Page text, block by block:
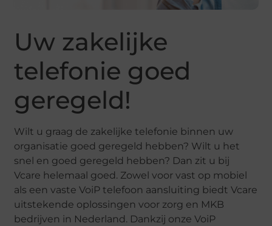
Uw zakelijke
telefonie goed
geregeld!
Wilt u graag de zakelijke telefonie binnen uw
organisatie goed geregeld hebben? Wilt u het
snel en goed geregeld hebben? Dan zit u bij
Vcare helemaal goed. Zowel voor vast op mobiel
als een vaste VoiP telefoon aansluiting biedt Vcare
uitstekende oplossingen voor zorg en MKB
bedrijven in Nederland. Dankzij onze VoiP